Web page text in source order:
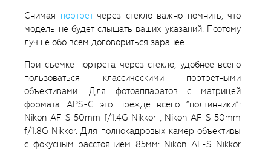
Снимая портретчерез стекло важно помнить, что
модель не будет слышать ваших указаний. Поэтому
лучше обо всем договориться заранее.
При съемке портрета через стекло, удобнее всего
пользоваться классическими портретными
объективами. Для фотоаппаратов с матрицей
формата APS-C это прежде всего “полтинники”:
Nikon AF-S 50mm f/1.4G Nikkor , Nikon AF-S 50mm
f/1.8G Nikkor. Для полнокадровых камер объективы
с фокусным расстоянием 85мм: Nikon AF-S Nikkor